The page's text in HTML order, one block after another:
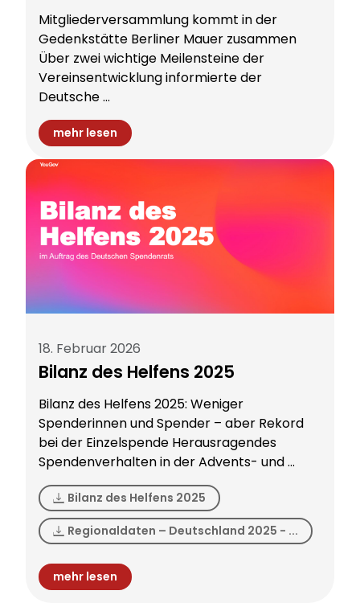
Mitgliederversammlung kommt in der
Gedenkstätte Berliner Mauer zusammen
Über zwei wichtige Meilensteine der
Vereinsentwicklung informierte der
Deutsche ...
mehr lesen
18. Februar 2026
Bilanz des Helfens 2025
Bilanz des Helfens 2025: Weniger
Spenderinnen und Spender – aber Rekord
bei der Einzelspende Herausragendes
Spendenverhalten in der Advents- und ...
Bilanz des Helfens 2025
Regionaldaten – Deutschland 2025 - ...
mehr lesen